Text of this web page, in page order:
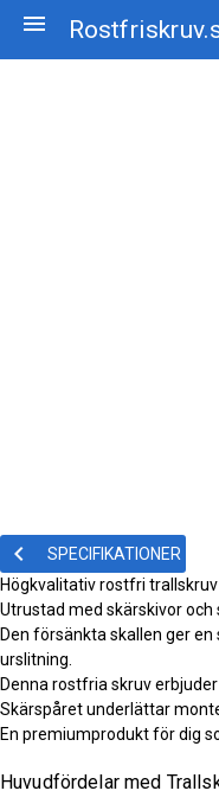
menu
keyboard_arrow_left
SPECIFIKATIONER
Högkvalitativ rostfri
Utrustad med skärskivor
Den försänkta skallen ger
urslitning.
Denna rostfria skruv
Skärspåret underlättar
En premiumprodukt för dig
Huvudfördelar med